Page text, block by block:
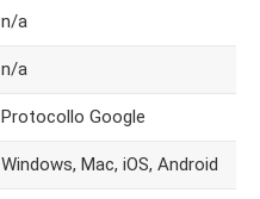
n/a
n/a
Protocollo Google
Windows, Mac, iOS, Android